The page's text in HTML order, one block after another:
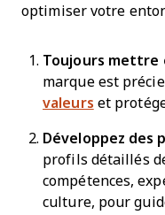
optimiser votre
Toujours mettre
marque est
valeurs et
Développez des
profils détaillés
compétences,
culture, pour